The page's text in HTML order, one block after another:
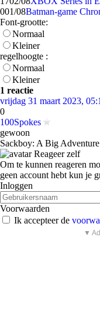
001/08Batman-game
Font-grootte:
Normaal
Kleiner
regelhoogte :
Normaal
Kleiner
1 reactie
vrijdag 31 maart 2023,
0
100Spokes
gewoon
Sackboy: A Big
Reageer zelf
Om te kunnen reageren
geen account hebt kun je
Inloggen
Voorwaarden
Ik accepteer de
▼